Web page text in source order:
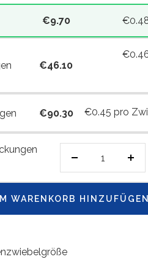
€9.70
€46.10
€90.30 €0.45 pro
verringern
WARENKORB HINZUFÜGEN